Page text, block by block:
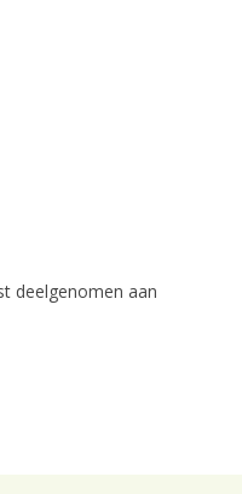
deelgenomen aan